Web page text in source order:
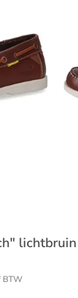
lichtbruin
BTW